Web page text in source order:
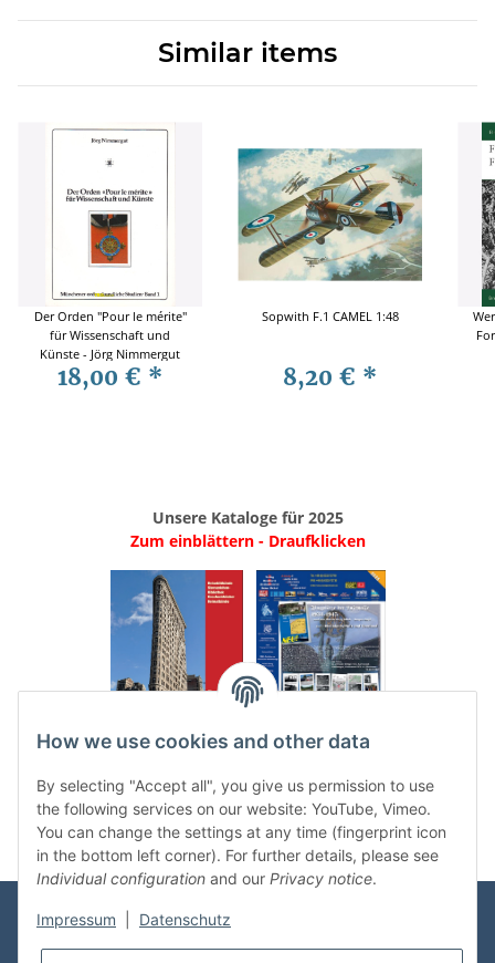
Similar items
Der Orden "Pour le mérite"
für Wissenschaft und
Künste - Jörg Nimmergut
18,00 € *
Sopwith F.1 CAMEL 1:48
8,20 € *
Unsere Kataloge für 2025
Zum einblättern - Draufklicken
. ..
Categories
How we use cookies and other data
By selecting "Accept all", you give us permission to use
the following services on our website: YouTube, Vimeo.
You can change the settings at any time (fingerprint icon
in the bottom left corner). For further details, please see
Individual configuration and our Privacy notice.
Impressum Datenschutz